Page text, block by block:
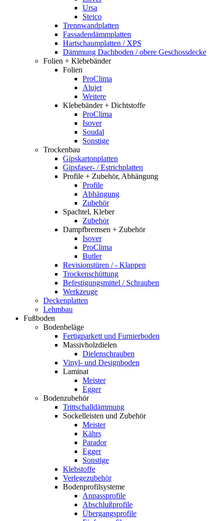
Ursa
Steico
Trennwandplatten
Fassadendämmplatten
Hartschaumplatten / XPS
Dämmung Dachboden / obere Geschossdecke
Folien + Klebebänder
Folien
ProClima
Alujet
Weitere
Klebebänder + Dichtstoffe
ProClima
Isover
Soudal
Sonstige
Trockenbau
Gipskartonplatten
Gipsfaser- / Estrichplatten
Profile + Zubehör, Abhängung
Profile
Abhängung
Zubehör
Spachtel, Kleber
Zubehör
Dampfbremsen + Zubehör
Isover
ProClima
Butler
Revisionstüren / - Klappen
Trockenschüttung
Befestigungsmittel / Schrauben
Werkzeuge
Deckenplatten
Lehmbau
Fußboden
Bodenbeläge
Fertigparkett und Furnierboden
Massivholzdielen
Dielenschrauben
Vinyl- und Designboden
Laminat
Meister
Egger
Bodenzubehör
Trittschalldämmung
Sockelleisten und Zubehör
Meister
Kährs
Parador
Egger
Sonstige
Klebstoffe
Verlegezubehör
Bodenprofilsysteme
Anpassprofile
Abschlußprofile
Übergangsprofile